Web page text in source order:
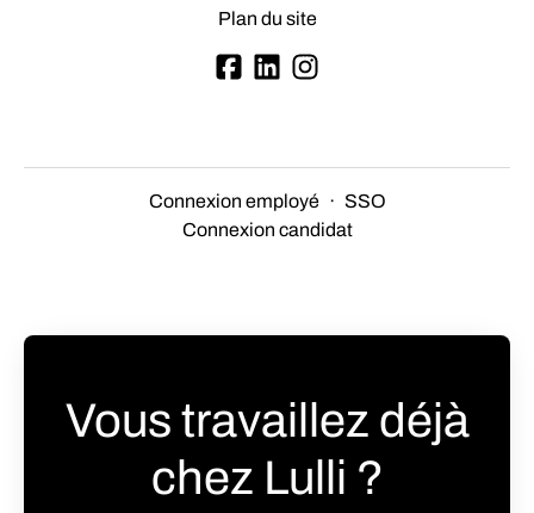
Plan du site
Connexion employé · SSO
Connexion candidat
Vous travaillez déjà
chez Lulli ?